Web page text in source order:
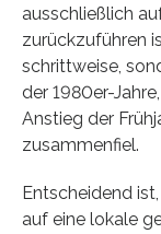
ausschließlich
zurückzuführen
schrittweise,
der 1980er-
Anstieg der
zusammenfiel.
Entscheidend
auf eine lokale